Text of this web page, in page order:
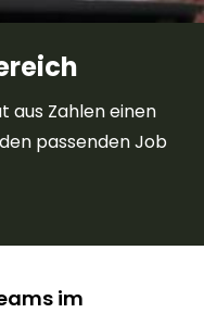
aus Zahlen einen
passenden Job
im